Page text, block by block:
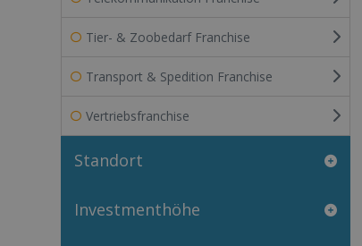
Tier- & Zoobedarf Franchise
Transport & Spedition Franchise
Vertriebsfranchise
Standort
Investmenthöhe